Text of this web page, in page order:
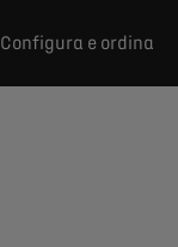
Configura e ordina